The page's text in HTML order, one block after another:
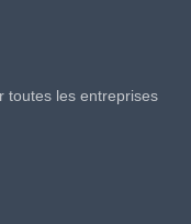
toutes les entreprises